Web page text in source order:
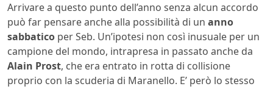
Arrivare a questo punto dell’anno senza alcun accordo
può far pensare anche alla possibilità di un anno
sabbatico per Seb. Un’ipotesi non così inusuale per un
campione del mondo, intrapresa in passato anche da
Alain Prost, che era entrato in rotta di collisione
proprio con la scuderia di Maranello. E’ però lo stesso